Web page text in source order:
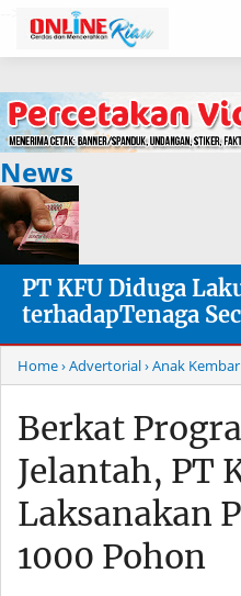
News
PT KFU Diduga
terhadapTenaga
Home› Advertorial› Anak Kembar
Berkat
Jelantah, PT
Laksanakan
1000 Pohon